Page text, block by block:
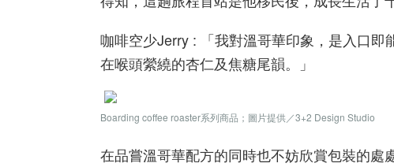
咖啡空少Jerry : 「我對溫哥華印象，是入口
在喉頭縈繞的杏仁及焦糖尾韻。」
Boarding coffee roaster系列商品；圖片提供／3+2 Design Studio
在品嘗溫哥華配方的同時也不妨欣賞包裝的